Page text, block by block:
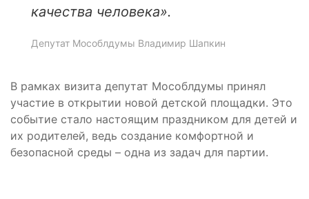
качества человека».
Депутат Мособлдумы Владимир Шапкин
В рамках визита депутат Мособлдумы принял
участие в открытии новой детской площадки. Это
событие стало настоящим праздником для детей и
их родителей, ведь создание комфортной и
безопасной среды – одна из задач для партии.